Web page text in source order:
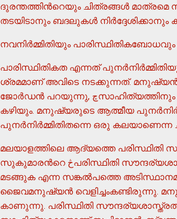
ദുരന്തത്തിന്‍റെയും ചിത്രങ്ങള്‍ മാത്രമെ
തടയിടാനും ബദലുകള്‍ നിര്‍ദ്ദേശിക്കാനും
നവനിര്‍മ്മിതിയും പാരിസ്ഥിതികബോധവും
പാരിസ്ഥിതികത എന്നത്
ശ്രമമാണ് അവിടെ നടക്കുന്നത്.
ജോര്‍ഡന്‍ പറയുന്നു, ڇസാഹിത്യത്തിനും കലയ്ക്കും സ്ഥലത്തെ പുനര്‍നിര്‍മ്മിക്കാന്‍ കഴിയില്ല; മനുഷ്യര്‍ക്ക്
കഴിയും. മനുഷ്യരുടെ ആത്മീയ
പുനര്‍നിര്‍മ്മിതിതന്നെ ഒരു കലയാണെന്ന
മലയാളത്തിലെ ആദ്യത്തെ പരിസ്ഥിതി
സുകുമാരന്‍റെ څപരിസ്ഥിതി സൗന്ദര്യശാസ്ത്രം : ഒരു മുഖവുരچ എന്ന കൃതിയാണ്. റൂസ്സോയുടെ പ്രകൃതിയിലേക്ക്
മടങ്ങുക എന്ന സങ്കല്‍പത്തെ
ജൈവമനുഷ്യന്‍ വെളിച്ചംകണ്ടിരുന്നു.
കാണുന്നു. പരിസ്ഥിതി